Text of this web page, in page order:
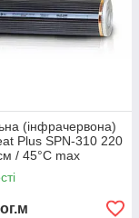
(інфрачервона)
Plus SPN-310 220
/ 45°C max